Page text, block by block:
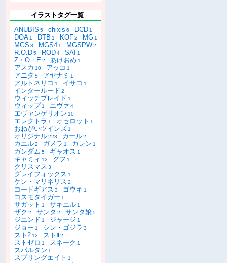
イラストタグ一覧
ANUBIS 5 chixis 6 DCD 1
DOA 1 DTB 1 KOF2 MG 1
MGS 8 MGS4 1 MGSPW2
R.O.D5 ROD4 SAI 1
Z・O・E2 あけおめ 1
アスカ 10 アッコ 1
アニタ 5 アヤナミ 1
アルトネリコ 1 イサコ 1
インタールード 2
ウィッチブレイド 1
ウィップ 1 エヴァ 4
エヴァンゲリオン 10
エレクトラ 1 オセロット 1
おねがいツインズ 1
オリジナル223 カール2
カエル2 ガメラ 1 カレン 1
ガンダム 5 ギャオス 1
キャミィ 12 グフ 1
クリスマス 3
グレイフォックス 1
ケン・マリネリス 2
コードギアス 3 ゴウキ 1
コスモタイガー 1
サガット 1 サキエル 1
ザク 2 サンタ 2 サンタ娘 5
ジエンド 1 ジャージ 1
ジョー 1 シン・ゴジラ 3
スト2 12 ストⅡ2
ストゼロ 1 スネーク 1
スパルタン 1
スプリングエイト 1